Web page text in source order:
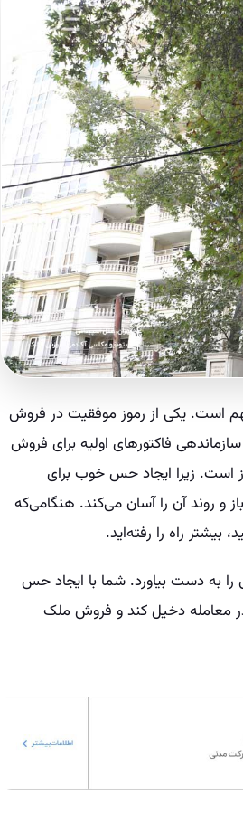
است. یکی از رموز موفقیت در فروش
فاکتورهای اولیه برای فروش
است. زیرا ایجاد حس خوب برای
و روند آن را آسان می‌کند. هنگامی‌که
راه را رفته‌اید.
را به دست بیاورد. شما با ایجاد حس
معامله دخیل کند و فروش ملک